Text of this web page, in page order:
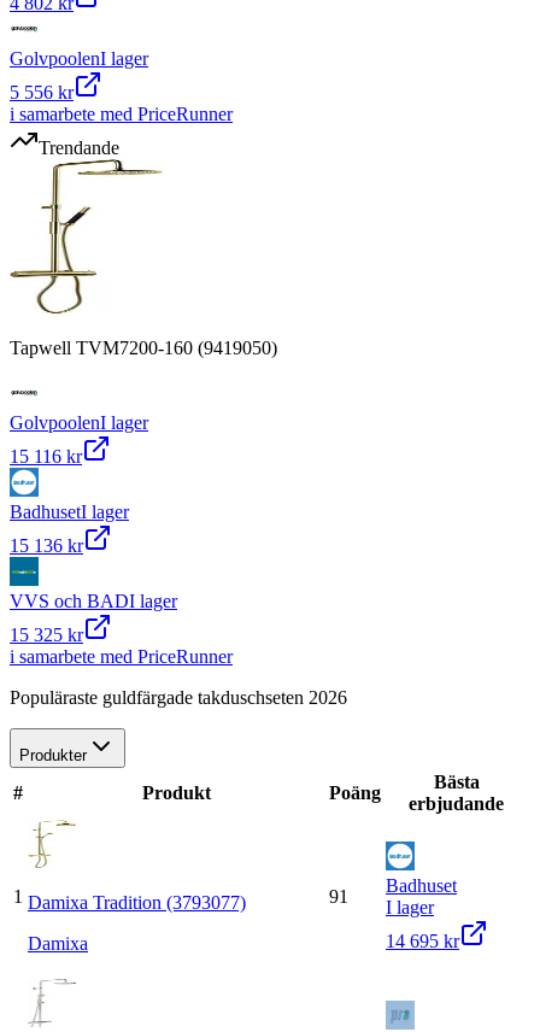
GolvpoolenI lager
5 556 kr
i samarbete med PriceRunner
Trendande
Tapwell TVM7200-160 (9419050)
GolvpoolenI lager
15 116 kr
BadhusetI lager
15 136 kr
VVS och BADI lager
15 325 kr
i samarbete med PriceRunner
Populäraste guldfärgade takduschseten 2026
Produkter
# Produkt Poäng
Bästa
erbjudande
1 Damixa Tradition (3793077)
Damixa
91
Badhuset
I lager
14 695 kr